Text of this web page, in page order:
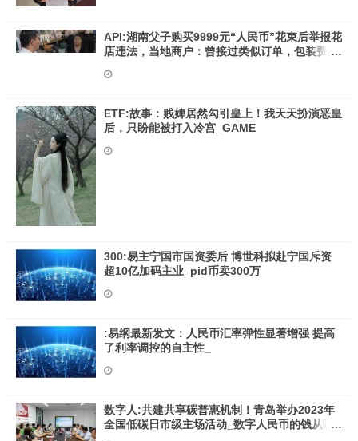
API:湖南父子购买9999元“人民币”花束后举报花
店违法，当地商户：曾接过类似订单，包装费很
ETF:故事：贱婢居然勾引皇上！我天天扮演恶皇
后，只盼能被打入冷宫_GAME
300:易主宁国市国资委后 博世科拟赴宁国斥资
超10亿加码主业_pid币卖300万
:易纲最新发文：人民币汇率弹性显著增强 提高
了利率调控的自主性_
数字人:共建共享碳普惠机制！青岛举办2023年
全国低碳日市级主场活动_数字人民币的钱从哪